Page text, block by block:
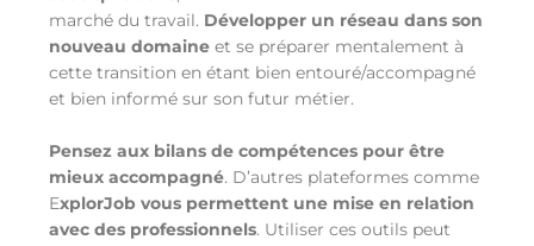
marché du travail. Développer un réseau dans son
nouveau domaine et se préparer mentalement à
cette transition en étant bien entouré/accompagné
et bien informé sur son futur métier.
Pensez aux bilans de compétences pour être
mieux accompagné. D’autres plateformes comme
ExplorJob vous permettent une mise en relation
avec des professionnels. Utiliser ces outils peut